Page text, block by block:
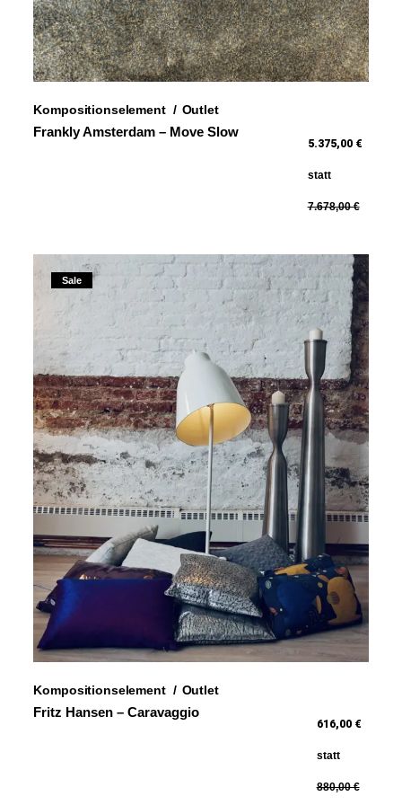
Frankly Amsterdam – Move Slow
5.375,00 €
statt
7.678,00 €
Kompositionselement Outlet
Sale
Fritz Hansen – Caravaggio
616,00 €
statt
880,00 €
Kompositionselement Outlet